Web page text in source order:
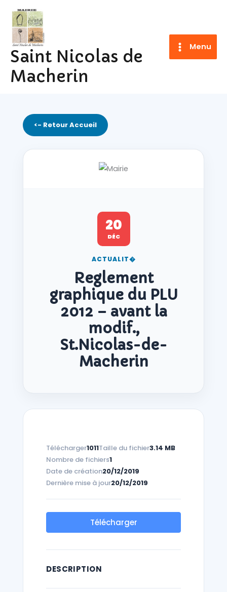
contenu
Saint Nicolas de
Macherin
Menu
<- Retour Accueil
20
DÉC
ACTUALIT�
Reglement
graphique du PLU
2012 – avant la
modif.,
St.Nicolas-de-
Macherin
Télécharger1011Taille du fichier3.14 MB
Nombre de fichiers1
Date de création20/12/2019
Dernière mise à jour20/12/2019
Télécharger
DESCRIPTION